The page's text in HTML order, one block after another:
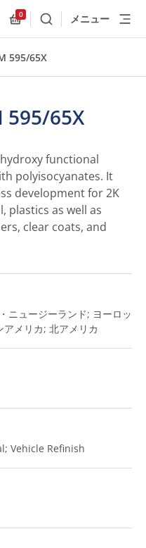
0
検索 メニュー
595/65X
595/65X
hydroxy functional
polyisocyanates. It
development for 2K
plastics as well as
clear coats, and
ニュージーランド; ヨーロッ
メリカ; 北アメリカ
Vehicle Refinish